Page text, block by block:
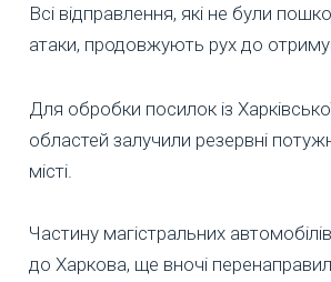
Всі відправлення, які не були
атаки, продовжують рух до
Для обробки посилок із
областей залучили резервні
місті.
Частину магістральних
до Харкова, ще вночі